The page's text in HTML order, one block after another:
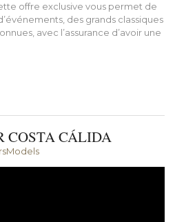
offre exclusive vous permet de
des grands classiques
avec l’assurance d’avoir une
COSTA CÁLIDA